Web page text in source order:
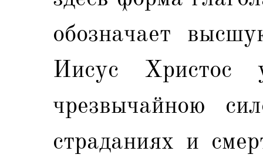
обозначает
Иисус Христос
чрезвычайною
страданиях и